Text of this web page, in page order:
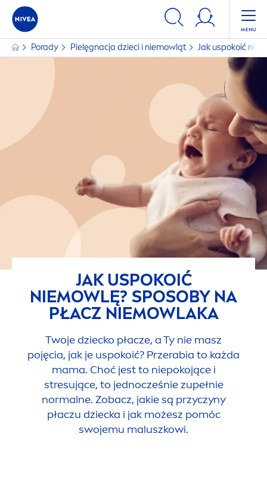
Porady Pielęgnacja dzieci i niemowląt Jak uspokoić
JAK USPOKOIĆ
NIEMOWLĘ? SPOSOBY NA
PŁACZ NIEMOWLAKA
Twoje dziecko płacze, a Ty nie masz
pojęcia, jak je uspokoić? Przerabia to każda
mama. Choć jest to niepokojące i
stresujące, to jednocześnie zupełnie
normalne. Zobacz, jakie są przyczyny
płaczu dziecka i jak możesz pomóc
swojemu maluszkowi.